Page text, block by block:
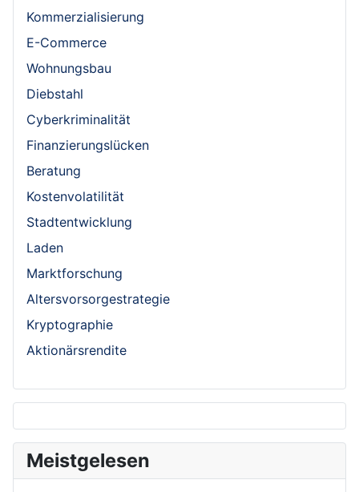
Kommerzialisierung
E-Commerce
Wohnungsbau
Diebstahl
Cyberkriminalität
Finanzierungslücken
Beratung
Kostenvolatilität
Stadtentwicklung
Laden
Marktforschung
Altersvorsorgestrategie
Kryptographie
Aktionärsrendite
Meistgelesen